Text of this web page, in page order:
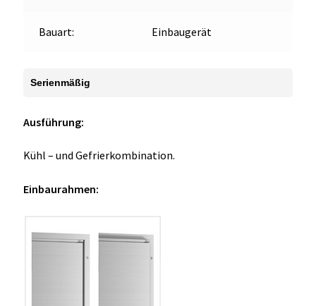
Bauart: Einbaugerät
Serienmäßig
Ausführung:
Kühl – und Gefrierkombination.
Einbaurahmen: